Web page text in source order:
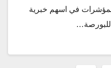
في اسهم خبرية
للبورصة…